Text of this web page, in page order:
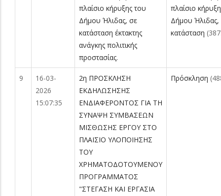
πλαίσιο κήρυξης του
Δήμου Ήλιδας, σε
κατάσταση έκτακτης
ανάγκης πολιτικής
προστασίας.
πλαίσιο
Δήμου Ήλιδας,
κατάσταση
9
16-03-
2026
15:07:35
2η ΠΡΟΣΚΛΗΣΗ
ΕΚΔΗΛΩΣΗΣΗΣ
ΕΝΔΙΑΦΕΡΟΝΤΟΣ ΓΙΑ ΤΗ
ΣΥΝΑΨΗ ΣΥΜΒΑΣΕΩΝ
ΜΙΣΘΩΣΗΣ ΕΡΓΟΥ ΣΤΟ
ΠΛΑΙΣΙΟ ΥΛΟΠΟΙΗΣΗΣ
ΤΟΥ
ΧΡΗΜΑΤΟΔΟΤΟΥΜΕΝΟΥ
ΠΡΟΓΡΑΜΜΑΤΟΣ
"ΣΤΕΓΑΣΗ ΚΑΙ ΕΡΓΑΣΙΑ
Πρόσκληση